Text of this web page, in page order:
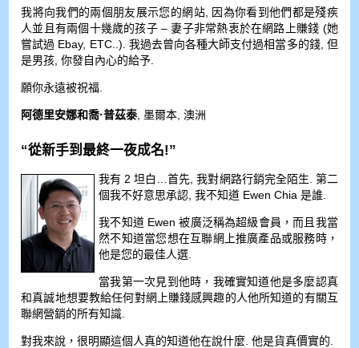
我將向我們的兩個朋友展示您的網站, 因為你看到他們都是殘疾
人並且有兩個十幾歲的孩子 – 妻子非常熱衷於在網路上賺錢 (她
嘗試過 Ebay, ETC..). 我過去曾向各種大師支付過相當多的錢, 但
是男孩, 你發自內心的給予.
願你永遠被祝福.
阿德里安娜和喬·普茲泰 , 墨爾本, 澳洲
“從新手到最終一夜成名!”
我有 2 坦白…首先, 我對網路行銷完全陌生. 第二
個我不好意思承認, 我不知道 Ewen Chia 是誰.
我不知道 Ewen 被廣泛稱為超級會員，而且我當
然不知道當您想在互聯網上推廣產品或服務時，
他是您的最佳人選.
當我第一次見到他時，我確實知道他是多麼認真
和真誠地想要教給任何對網上賺錢感興趣的人他所知道的有關互
聯網營銷的所有知識.
對我來說，很明顯這個人真的知道他在說什麼. 他是貨真價實的.